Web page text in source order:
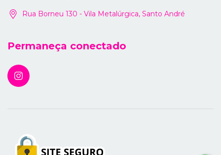
Rua Borneu 130 - Vila Metalúrgica, Santo André
Permaneça conectado